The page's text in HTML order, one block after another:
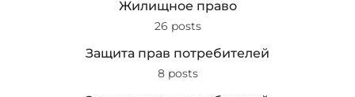
Жилищное право
26 posts
Защита прав потребителей
8 posts